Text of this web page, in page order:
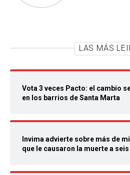
LAS MÁS
Vota 3 veces Pacto: el cambio
en los barrios de Santa Marta
Invima advierte sobre más de
que le causaron la muerte a